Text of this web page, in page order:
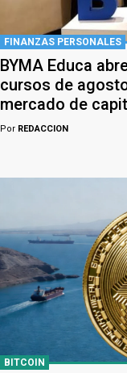
FINANZAS PERSONALES
BYMA Educa
cursos de
mercado de
Por REDACCION
BITCOIN